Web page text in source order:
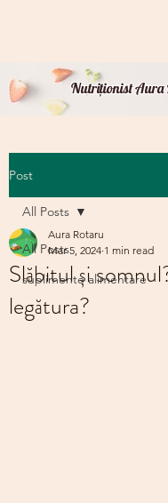
Nutriționist Aura
Post
All Posts
suplimente alimentare
All Posts
Slăbitul și
legătura?
Aura Rotaru
Mar 5, 2024 1 min read